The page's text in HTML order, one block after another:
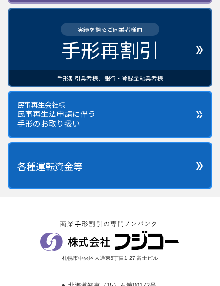
実績を誇るご同業者様向
手形再割引
手形割引業者様、銀行・登録金融業者様
民事再生会社様
民事再生法申請に伴う
手形のお取り扱い
各種運転資金等
札幌市中央区大通東3丁目1-27 富士ビル